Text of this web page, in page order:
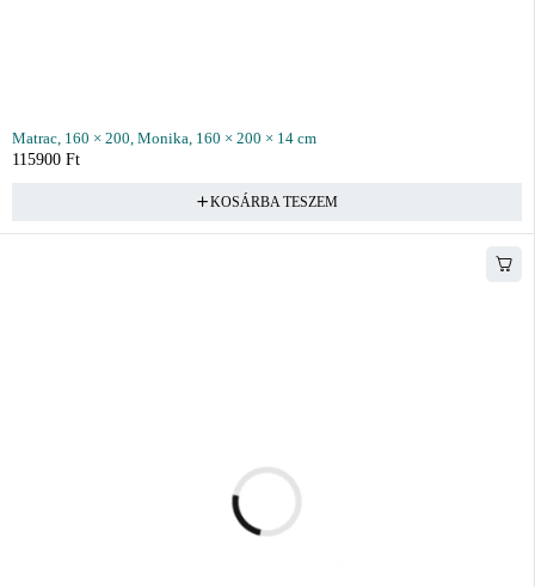
Matrac, 160 × 200, Monika, 160 × 200 × 14 cm
115900 Ft
KOSÁRBA TESZEM